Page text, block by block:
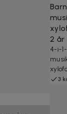
2 år
4-i-
3